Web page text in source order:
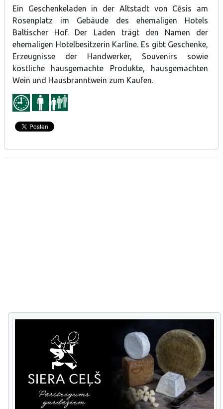
hausgemachten Wein und Hausbranntwein zum Kaufen.
Bei einer Verkostung kann man die Geschmacksnoten und Farben
der vor Ort zubereiteten grünen Cocktails, Beeren-Smoothies
und Variationen verschiedener Gemüsesäfte bewerten.
Ein Geschenkeladen in der Altstadt von Cēsis am
Rosenplatz im Gebäude des ehemaligen Hotels
Baltischer Hof. Der Laden trägt den Namen der
ehemaligen Hotelbesitzerin Karlīne. Es gibt Geschenke,
Erzeugnisse der Handwerker, Souvenirs sowie
köstliche hausgemachte Produkte, hausgemachten
Wein und Hausbranntwein zum Kaufen.